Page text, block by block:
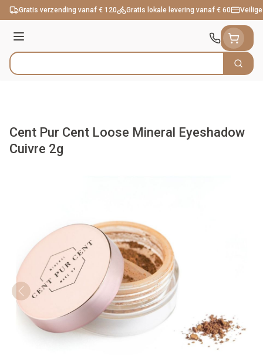
Ga naar de inhoud
Gratis verzending vanaf € 120 Gratis lokale levering vanaf € 60
Menu
Product, merk, categorie... Zoek
Cent Pur Cent Loose Mineral Eyeshadow
Cuivre 2g